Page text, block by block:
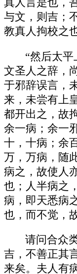
真人言是也，
与文，则吉；
教真人拘校之
“然后太
文圣人之辞，
于邪辞误言，
来，未尝有上
都开出之，故
余一病；余一
十，十病；余
万，万病，随
病之，故使人
也；人半病之
病，即天悉病
也，而不觉，
请问合众
吉，不善正其
来矣。夫人有